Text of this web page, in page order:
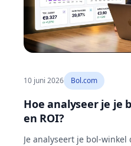
10 juni 2026 Bol.com
Hoe analyseer je je
en ROI?
Je analyseert je bol-